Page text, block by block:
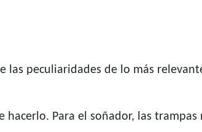
peculiaridades de lo más
Para el soñador, las